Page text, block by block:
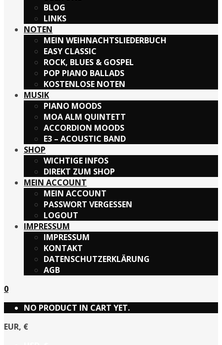
BLOG
LINKS
NOTEN
MEIN WEIHNACHTSLIEDERBUCH
EASY CLASSIC
ROCK, BLUES & GOSPEL
POP PIANO BALLADS
KOSTENLOSE NOTEN
MUSIK
PIANO MOODS
MOA ALM QUINTETT
ACCORDION MOODS
E3 – ACOUSTIC BAND
SHOP
WICHTIGE INFOS
DIREKT ZUM SHOP
MEIN ACCOUNT
MEIN ACCOUNT
PASSWORT VERGESSEN
LOGOUT
IMPRESSUM
IMPRESSUM
KONTAKT
DATENSCHUTZERKLÄRUNG
AGB
0
NO PRODUCT IN CART YET.
EUR, €